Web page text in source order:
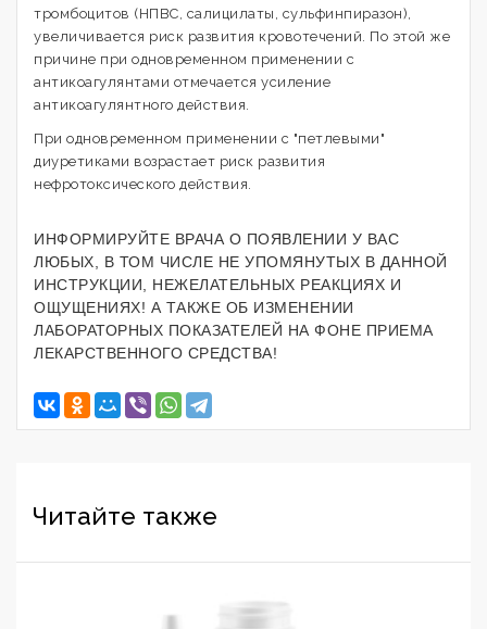
тромбоцитов (НПВС, салицилаты, сульфинпиразон),
увеличивается риск развития кровотечений. По этой же
причине при одновременном применении с
антикоагулянтами отмечается усиление
антикоагулянтного действия.
При одновременном применении с "петлевыми"
диуретиками возрастает риск развития
нефротоксического действия.
ИНФОРМИРУЙТЕ ВРАЧА О ПОЯВЛЕНИИ У ВАС
ЛЮБЫХ, В ТОМ ЧИСЛЕ НЕ УПОМЯНУТЫХ В ДАННОЙ
ИНСТРУКЦИИ, НЕЖЕЛАТЕЛЬНЫХ РЕАКЦИЯХ И
ОЩУЩЕНИЯХ! А ТАКЖЕ ОБ ИЗМЕНЕНИИ
ЛАБОРАТОРНЫХ ПОКАЗАТЕЛЕЙ НА ФОНЕ ПРИЕМА
ЛЕКАРСТВЕННОГО СРЕДСТВА!
Читайте также